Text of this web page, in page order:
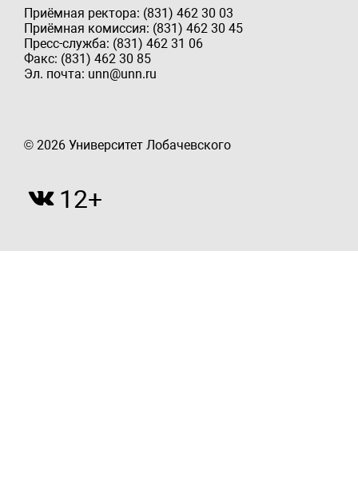
Приёмная ректора: (831) 462 30 03
Приёмная комиссия: (831) 462 30 45
Пресс-служба: (831) 462 31 06
Факс: (831) 462 30 85
Эл. почта: unn@unn.ru
© 2026 Университет Лобачевского
12+